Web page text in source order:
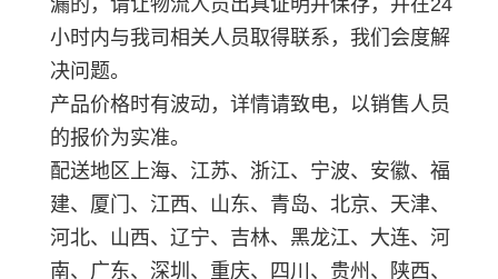
漏的，请让物流人员出具证明并保存，并在24
小时内与我司相关人员取得联系，我们会度解
决问题。
产品价格时有波动，详情请致电，以销售人员
的报价为实准。
配送地区上海、江苏、浙江、宁波、安徽、福
建、厦门、江西、山东、青岛、北京、天津、
河北、山西、辽宁、吉林、黑龙江、大连、河
南、广东、深圳、重庆、四川、贵州、陕西、